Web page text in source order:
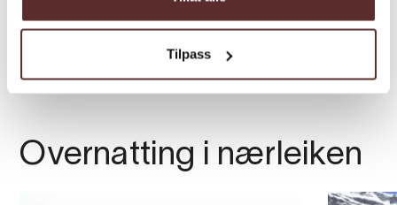
Tilpass
Overnatting i nærleiken